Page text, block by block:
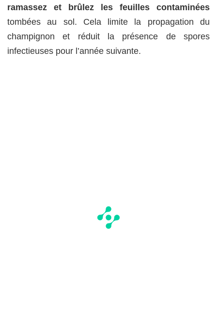
ramassez et brûlez les feuilles contaminées
tombées au sol. Cela limite la propagation du
champignon et réduit la présence de spores
infectieuses pour l’année suivante.